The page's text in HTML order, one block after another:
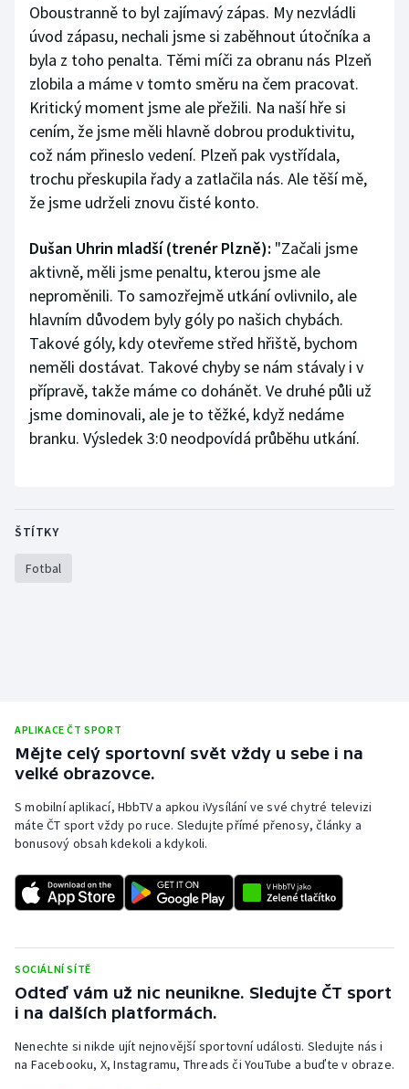
Oboustranně to byl zajímavý zápas. My nezvládli
úvod zápasu, nechali jsme si zaběhnout útočníka a
byla z toho penalta. Těmi míči za obranu nás Plzeň
zlobila a máme v tomto směru na čem pracovat.
Kritický moment jsme ale přežili. Na naší hře si
cením, že jsme měli hlavně dobrou produktivitu,
což nám přineslo vedení. Plzeň pak vystřídala,
trochu přeskupila řady a zatlačila nás. Ale těší mě,
že jsme udrželi znovu čisté konto.
Dušan Uhrin mladší (trenér Plzně): "Začali jsme
aktivně, měli jsme penaltu, kterou jsme ale
neproměnili. To samozřejmě utkání ovlivnilo, ale
hlavním důvodem byly góly po našich chybách.
Takové góly, kdy otevřeme střed hřiště, bychom
neměli dostávat. Takové chyby se nám stávaly i v
přípravě, takže máme co dohánět. Ve druhé půli už
jsme dominovali, ale je to těžké, když nedáme
branku. Výsledek 3:0 neodpovídá průběhu utkání.
ŠTÍTKY
Fotbal
APLIKACE ČT SPORT
Mějte celý sportovní svět vždy u sebe i na
velké obrazovce.
S mobilní aplikací, HbbTV a apkou iVysílání ve své chytré televizi
máte ČT sport vždy po ruce. Sledujte přímé přenosy, články a
bonusový obsah kdekoli a kdykoli.
SOCIÁLNÍ SÍTĚ
Odteď vám už nic neunikne. Sledujte ČT sport
i na dalších platformách.
Nenechte si nikde ujít nejnovější sportovní události. Sledujte nás i
na Facebooku, X, Instagramu, Threads či YouTube a buďte v obraze.